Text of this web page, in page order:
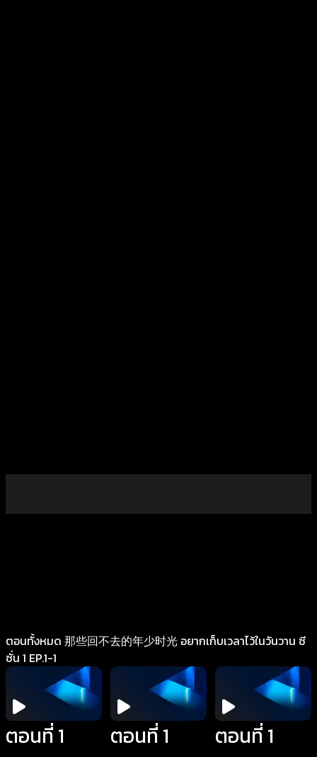
ตอนทั้งหมด 那些回不去的年少时光 อยากเก็บเวลาไว้ในวันวาน ซี
ซั่น 1 EP.1-1
ตอนที่ 1 ตอนที่ 1 ตอนที่ 1